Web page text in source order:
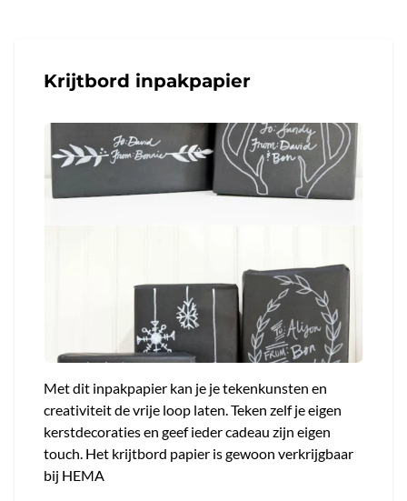
Krijtbord inpakpapier
Met dit inpakpapier kan je je tekenkunsten en
creativiteit de vrije loop laten. Teken zelf je eigen
kerstdecoraties en geef ieder cadeau zijn eigen
touch. Het krijtbord papier is gewoon verkrijgbaar
bij HEMA